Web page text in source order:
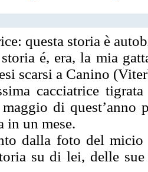
questa storia è
é, era, la mia
scarsi a Canino
cacciatrice
di quest’anno
in un mese.
dalla foto del
su di lei, delle